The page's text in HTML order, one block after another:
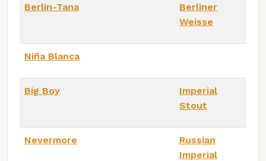
Berlin-Tana
Berliner
Weisse
Niña Blanca
Big Boy
Imperial
Stout
Nevermore
Russian
Imperial